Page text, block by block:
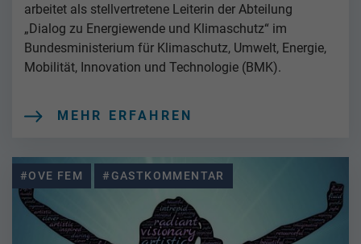
arbeitet als stellvertretene Leiterin der Abteilung
„Dialog zu Energiewende und Klimaschutz“ im
Bundesministerium für Klimaschutz, Umwelt, Energie,
Mobilität, Innovation und Technologie (BMK).
MEHR ERFAHREN
#OVE FEM #GASTKOMMENTAR